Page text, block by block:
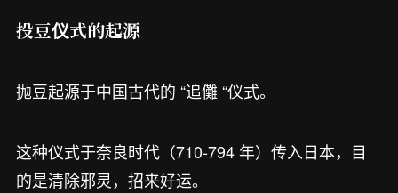
投豆仪式的起源
抛豆起源于中国古代的 “追儺 “仪式。
这种仪式于奈良时代（710-794 年）传入日本，目
的是清除邪灵，招来好运。